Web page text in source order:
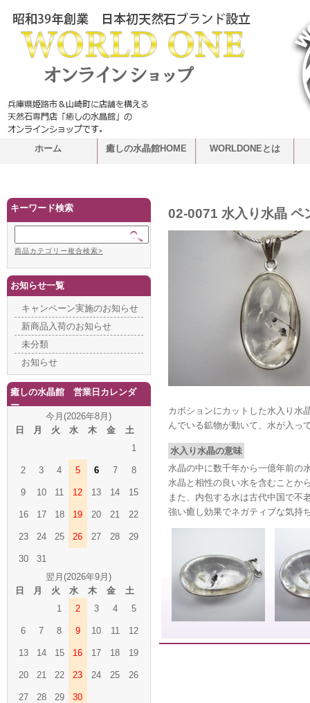
ホーム 癒しの水晶館HOME WORLDONEとは
02-0071 水入り水晶 ペ
カボションにカットした水入り水
んでいる鉱物が動いて、水が入っ
水入り水晶の意味
水晶の中に数千年から一億年前の
水晶と相性の良い水を含むことか
また、内包する水は古代中国で不
強い癒し効果でネガティブな気持
キーワード検索
商品カテゴリー複合検索>
お知らせ一覧
キャンペーン実施のお知らせ
新商品入荷のお知らせ
未分類
お知らせ
癒しの水晶館 営業日カレンダ
ー
今月(2026年8月)
日
月 火 水 木 金
土
1
2 3 4 5 6 7 8
9 10 11 12 13 14 15
16 17 18 19 20 21 22
23 24 25 26 27 28 29
30
31
翌月(2026年9月)
日
月 火 水 木 金
土
1
2 3 4 5
6 7 8 9 10 11 12
13 14 15 16 17 18 19
20 21 22 23 24 25 26
27 28 29
30